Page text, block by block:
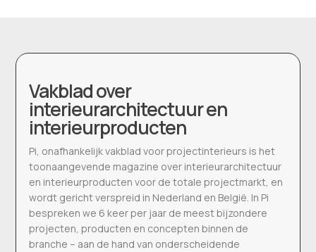
Vakblad over
interieurarchitectuur en
interieurproducten
Pi, onafhankelijk vakblad voor projectinterieurs is het
toonaangevende magazine over interieurarchitectuur
en interieurproducten voor de totale projectmarkt, en
wordt gericht verspreid in Nederland en België. In Pi
bespreken we 6 keer per jaar de meest bijzondere
projecten, producten en concepten binnen de
branche – aan de hand van onderscheidende